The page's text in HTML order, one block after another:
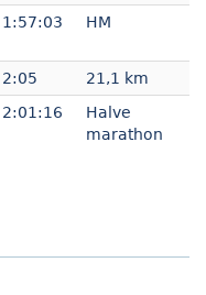
1:57:03 HM
2:05
21,1 km
2:01:16
Halve
marathon